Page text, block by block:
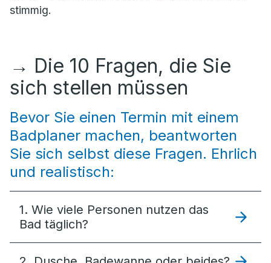
stimmig.
→ Die 10 Fragen, die Sie
sich stellen müssen
Bevor Sie einen Termin mit einem
Badplaner machen, beantworten
Sie sich selbst diese Fragen. Ehrlich
und realistisch:
1. Wie viele Personen nutzen das
Bad täglich?